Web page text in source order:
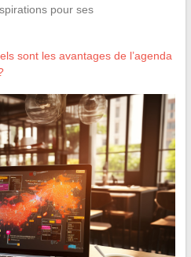
pour ses
sont les avantages de l’agenda